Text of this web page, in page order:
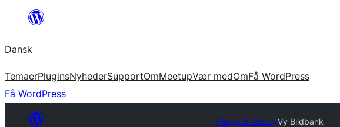
Spring
indhold
Dansk
TemaerPluginsNyhederSupportOmMeetupVær medOmFå WordPress
Få WordPress
Plugin DirectoryVy Bildbank